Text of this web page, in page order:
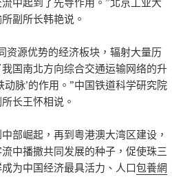
副所长韩艳说。
资源优势的经济板块，辐射大量历
国南北方向综合交通运输网络的升
动脉’的作用。”中国铁道科学研究院
长王怀相说。
部崛起，再到粤港澳大湾区建设，
中播撒共同发展的种子，促使珠三
为中国经济最具活力、人口包養網